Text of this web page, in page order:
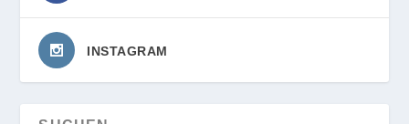
INSTAGRAM